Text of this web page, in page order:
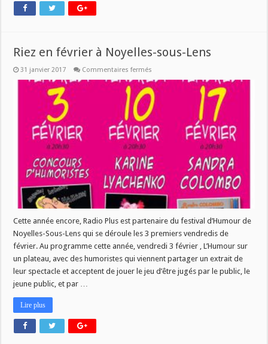
Riez en février à Noyelles-sous-Lens
31 janvier 2017 Commentaires fermés
en
février
à
Noyelles-
sous-
Lens
Cette année encore, Radio Plus est partenaire du festival d’Humour de
Noyelles-Sous-Lens qui se déroule les 3 premiers vendredis de
février. Au programme cette année, vendredi 3 février , L’Humour sur
un plateau, avec des humoristes qui viennent partager un extrait de
leur spectacle et acceptent de jouer le jeu d’être jugés par le public, le
jeune public, et par …
Lire plus